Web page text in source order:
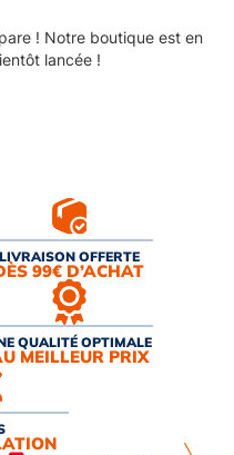
! Notre boutique est en
lancée !
LIVRAISON OFFERTE
99€ D’ACHAT
QUALITÉ OPTIMALE
MEILLEUR PRIX